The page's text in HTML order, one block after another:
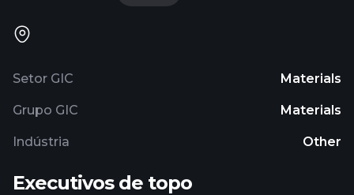
Setor GIC Materials
Grupo GIC Materials
Indústria Other
Executivos de topo